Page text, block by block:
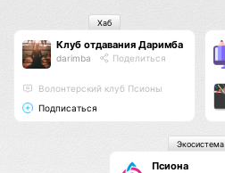
Клуб отдавания Даримба
darimba Поделиться
Волонтерский клуб Псионы
Подписаться
Хаб
Псиона
Экосистема